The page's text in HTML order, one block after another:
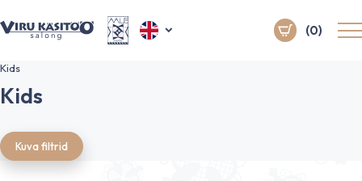
(0)
Kids
Kids
Kuva filtrid